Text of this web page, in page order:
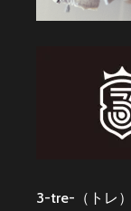
3-tre-（トレ